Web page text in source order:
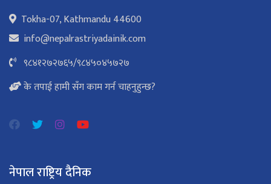
Tokha-07, Kathmandu 44600
info@nepalrastriyadainik.com
९८४१२७२७६५/९८४५०४५७२७
के तपाई हामी सँग काम गर्न चाहनुहुन्छ?
नेपाल राष्ट्रिय दैनिक